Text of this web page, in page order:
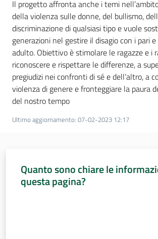
Assemblea
Attività
Argomenti
Per i media
Il progetto affronta anche i temi
della violenza sulle donne, del bullismo,
discriminazione di qualsiasi tipo e vuole
generazioni nel gestire il disagio con i pari
adulto. Obiettivo è stimolare le ragazze e i
riconoscere e rispettare le differenze, a
pregiudizi nei confronti di sé e dell’altro, a
violenza di genere e fronteggiare la paura
del nostro tempo
Ultimo aggiornamento: 07-02-2023 12:17
Quanto sono chiare le
questa pagina?